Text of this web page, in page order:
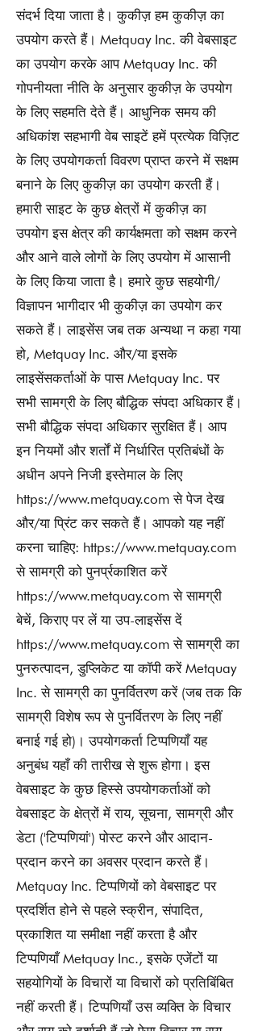
संदर्भ दिया जाता है। कुकीज़ हम कुकीज़ का
उपयोग करते हैं। Metquay Inc. की वेबसाइट
का उपयोग करके आप Metquay Inc. की
गोपनीयता नीति के अनुसार कुकीज़ के उपयोग
के लिए सहमति देते हैं। आधुनिक समय की
अधिकांश सहभागी वेब साइटें हमें प्रत्येक विज़िट
के लिए उपयोगकर्ता विवरण प्राप्त करने में सक्षम
बनाने के लिए कुकीज़ का उपयोग करती हैं।
हमारी साइट के कुछ क्षेत्रों में कुकीज़ का
उपयोग इस क्षेत्र की कार्यक्षमता को सक्षम करने
और आने वाले लोगों के लिए उपयोग में आसानी
के लिए किया जाता है। हमारे कुछ सहयोगी/
विज्ञापन भागीदार भी कुकीज़ का उपयोग कर
सकते हैं। लाइसेंस जब तक अन्यथा न कहा गया
हो, Metquay Inc. और/या इसके
लाइसेंसकर्ताओं के पास Metquay Inc. पर
सभी सामग्री के लिए बौद्धिक संपदा अधिकार हैं।
सभी बौद्धिक संपदा अधिकार सुरक्षित हैं। आप
इन नियमों और शर्तों में निर्धारित प्रतिबंधों के
अधीन अपने निजी इस्तेमाल के लिए
https://www.metquay.com से पेज देख
और/या प्रिंट कर सकते हैं। आपको यह नहीं
करना चाहिए: https://www.metquay.com
से सामग्री को पुनर्प्रकाशित करें
https://www.metquay.com से सामग्री
बेचें, किराए पर लें या उप-लाइसेंस दें
https://www.metquay.com से सामग्री का
पुनरुत्पादन, डुप्लिकेट या कॉपी करें Metquay
Inc. से सामग्री का पुनर्वितरण करें (जब तक कि
सामग्री विशेष रूप से पुनर्वितरण के लिए नहीं
बनाई गई हो)। उपयोगकर्ता टिप्पणियाँ यह
अनुबंध यहाँ की तारीख से शुरू होगा। इस
वेबसाइट के कुछ हिस्से उपयोगकर्ताओं को
वेबसाइट के क्षेत्रों में राय, सूचना, सामग्री और
डेटा ('टिप्पणियां') पोस्ट करने और आदान-
प्रदान करने का अवसर प्रदान करते हैं।
Metquay Inc. टिप्पणियों को वेबसाइट पर
प्रदर्शित होने से पहले स्क्रीन, संपादित,
प्रकाशित या समीक्षा नहीं करता है और
टिप्पणियाँ Metquay Inc., इसके एजेंटों या
सहयोगियों के विचारों या विचारों को प्रतिबिंबित
नहीं करती हैं। टिप्पणियाँ उस व्यक्ति के विचार